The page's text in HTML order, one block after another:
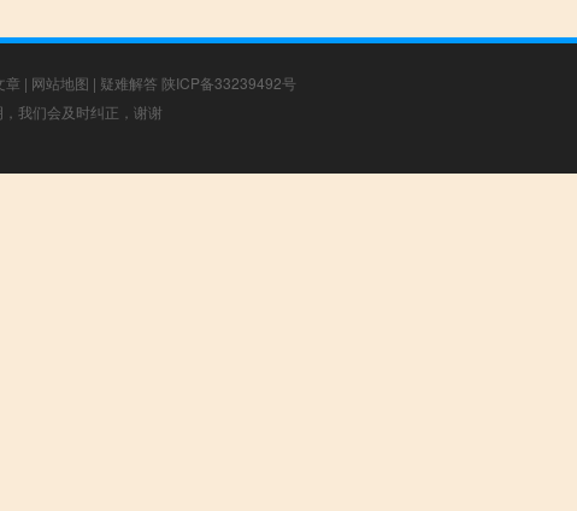
章 | 网站地图 | 疑难解答 陕ICP备33239492号
我们会及时纠正，谢谢